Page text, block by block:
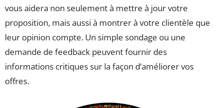
vous aidera non seulement à mettre à jour votre
proposition, mais aussi à montrer à votre clientèle que
leur opinion compte. Un simple sondage ou une
demande de feedback peuvent fournir des
informations critiques sur la façon d’améliorer vos
offres.